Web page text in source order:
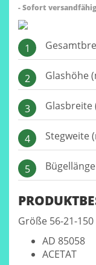
- Sofort
1
2 Glashöhe
3 Glasbreite
4 Stegweite
5
Größe 56-21-150
AD 85058
ACETAT